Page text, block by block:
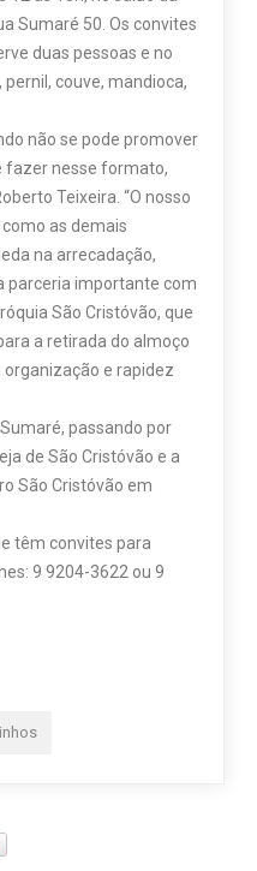
Sumaré 50. Os convites
duas pessoas e no
couve, mandioca,
não se pode promover
fazer nesse formato,
Teixeira. “O nosso
as demais
na arrecadação,
parceria importante com
São Cristóvão, que
a retirada do almoço
e rapidez
passando por
de São Cristóvão e a
São Cristóvão em
têm convites para
9 9204-3622 ou 9